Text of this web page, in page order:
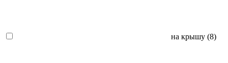
на крышу (8)